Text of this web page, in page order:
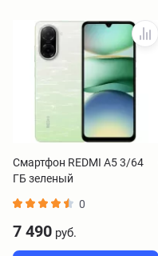
Смартфон REDMI A5 3/64
ГБ зеленый
0
7 490 руб.